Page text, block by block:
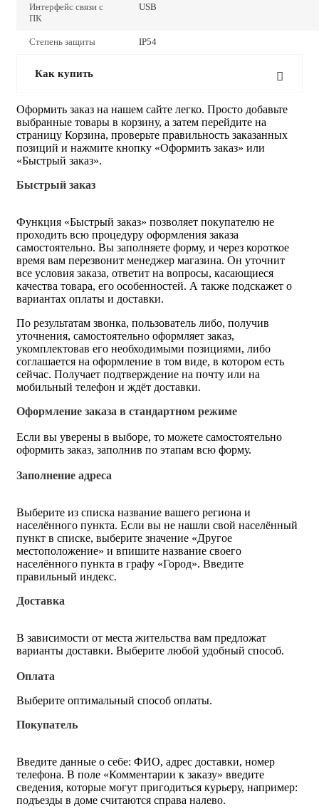
Интерфейс связи с
ПК
USB
Степень защиты IP54
Как купить
Оформить заказ на нашем сайте легко. Просто добавьте
выбранные товары в корзину, а затем перейдите на
страницу Корзина, проверьте правильность заказанных
позиций и нажмите кнопку «Оформить заказ» или
«Быстрый заказ».
Быстрый заказ
Функция «Быстрый заказ» позволяет покупателю не
проходить всю процедуру оформления заказа
самостоятельно. Вы заполняете форму, и через короткое
время вам перезвонит менеджер магазина. Он уточнит
все условия заказа, ответит на вопросы, касающиеся
качества товара, его особенностей. А также подскажет о
вариантах оплаты и доставки.
По результатам звонка, пользователь либо, получив
уточнения, самостоятельно оформляет заказ,
укомплектовав его необходимыми позициями, либо
соглашается на оформление в том виде, в котором есть
сейчас. Получает подтверждение на почту или на
мобильный телефон и ждёт доставки.
Оформление заказа в стандартном режиме
Если вы уверены в выборе, то можете самостоятельно
оформить заказ, заполнив по этапам всю форму.
Заполнение адреса
Выберите из списка название вашего региона и
населённого пункта. Если вы не нашли свой населённый
пункт в списке, выберите значение «Другое
местоположение» и впишите название своего
населённого пункта в графу «Город». Введите
правильный индекс.
Доставка
В зависимости от места жительства вам предложат
варианты доставки. Выберите любой удобный способ.
Оплата
Выберите оптимальный способ оплаты.
Покупатель
Введите данные о себе: ФИО, адрес доставки, номер
телефона. В поле «Комментарии к заказу» введите
сведения, которые могут пригодиться курьеру, например:
подъезды в доме считаются справа налево.